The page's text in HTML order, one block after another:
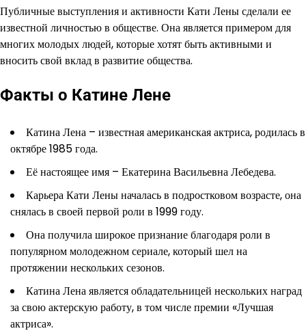
Публичные выступления и активности Кати Лены сделали ее
известной личностью в обществе. Она является примером для
многих молодых людей, которые хотят быть активными и
вносить свой вклад в развитие общества.
Факты о Катине Лене
Катина Лена – известная американская актриса, родилась в
октябре 1985 года.
Её настоящее имя – Екатерина Васильевна Лебедева.
Карьера Кати Лены началась в подростковом возрасте, она
снялась в своей первой роли в 1999 году.
Она получила широкое признание благодаря роли в
популярном молодежном сериале, который шел на
протяжении нескольких сезонов.
Катина Лена является обладательницей нескольких наград
за свою актерскую работу, в том числе премии «Лучшая
актриса».